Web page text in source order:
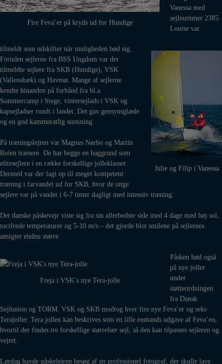
Fire Feva’er på kryds ud for Hundige
Julie og Filip i Vanessa
Vanessa med
sejlnummer 2385.
Louise var
tilmeldt som udskifter når muligheden bød sig.
Foruden sejlerne fra BSS Ungdom var der
tilmeldte sejlere fra SKB (Hundige), VSK
(Vallensbæk) og Havnsø. Mange af sejlerne
kendte hinanden på forhånd fra bl.a.
Sommercamp i Stege, vintersejlads i VSK og
kapsejladser rundt i landet. Det gav gensynsglæde
og en god kammeratlig stemning.
På træningslejren var Magnus Nørbo og Martin
Roien trænere. De har begge en baggrund som
elitesejlere i en række forskellige jolleklasser.
Dermed var der lagt op til meget kompetent
træning i farvandet ud for SKB, hvor de unge
sejlere var på vandet i 6-7 timer dagligt med intensiv træning.
Det danske påskevejr viste sig fra sin allerbedste side med 4 dage med høj sol,
tocifrede temperaturer og 5-10 m/s – det gjorde blot smilene på sejlernes
ansigter endnu større.
Freja i VSK’s nye Tera-jolle
Påsken bød også
på nye joller
under
støtteordningen
fra Dansk
Sejlunion og TORM. VSK og SKB modtog hver fire nye Feva’er og seks
Terajoller. Tera jollen kan beskrives som en lille enmands udgave af Feva’en,
hvortil der findes tre forskellige størrelser sejl, så den kan tilpasses sejleren og
vejret.
Lørdag havde påskelejren besøg af en professionel fotograf, der skulle lave